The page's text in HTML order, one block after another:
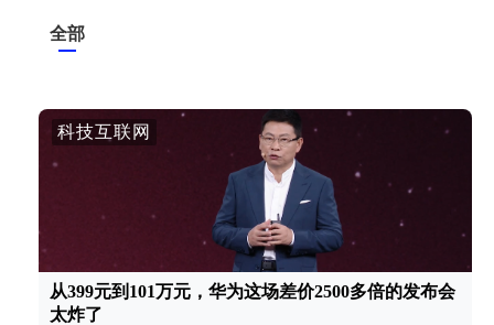
全部
科技互联网
从399元到101万元，华为这场差价2500多倍的发布会
太炸了